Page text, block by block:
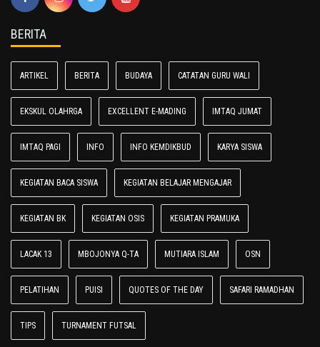
BERITA
ARTIKEL BERITA BUDAYA CATATAN GURU WALI
EKSKUL OLAHRGA EXCELLENT E-MADING IMTAQ JUMAT
IMTAQ PAGI INFO INFO KEMDIKBUD KARYA SISWA
KEGIATAN BACA SISWA KEGIATAN BELAJAR MENGAJAR
KEGIATAN BK KEGIATAN OSIS KEGIATAN PRAMUKA
LACAK 13 MBOJONYA Q-TA MUTIARA ISLAM OSN
PELATIHAN PUISI QUOTES OF THE DAY SAFARI RAMADHAN
TIPS TURNAMENT FUTSAL